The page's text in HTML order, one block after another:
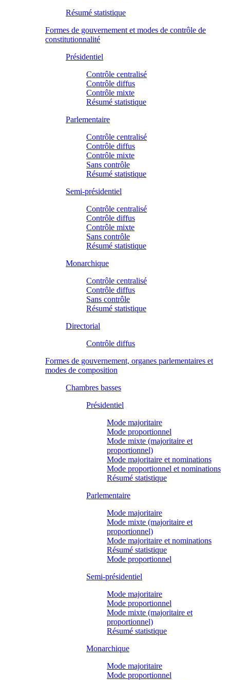
Résumé statistique
Formes de gouvernement et modes de contrôle de
constitutionnalité
Présidentiel
Contrôle centralisé
Contrôle diffus
Contrôle mixte
Résumé statistique
Parlementaire
Contrôle centralisé
Contrôle diffus
Contrôle mixte
Sans contrôle
Résumé statistique
Semi-présidentiel
Contrôle centralisé
Contrôle diffus
Contrôle mixte
Sans contrôle
Résumé statistique
Monarchique
Contrôle centralisé
Contrôle diffus
Sans contrôle
Résumé statistique
Directorial
Contrôle diffus
Formes de gouvernement, organes parlementaires et
modes de composition
Chambres basses
Présidentiel
Mode majoritaire
Mode proportionnel
Mode mixte (majoritaire et
proportionnel)
Mode majoritaire et nominations
Mode proportionnel et nominations
Résumé statistique
Parlementaire
Mode majoritaire
Mode mixte (majoritaire et
proportionnel)
Mode majoritaire et nominations
Résumé statistique
Mode proportionnel
Semi-présidentiel
Mode majoritaire
Mode proportionnel
Mode mixte (majoritaire et
proportionnel)
Résumé statistique
Monarchique
Mode majoritaire
Mode proportionnel